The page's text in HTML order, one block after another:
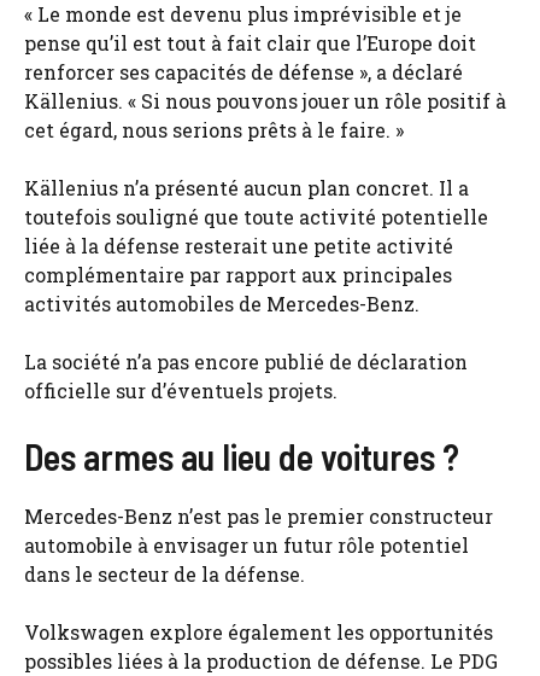
« Le monde est devenu plus imprévisible et je
pense qu’il est tout à fait clair que l’Europe doit
renforcer ses capacités de défense », a déclaré
Källenius. « Si nous pouvons jouer un rôle positif à
cet égard, nous serions prêts à le faire. »
Källenius n’a présenté aucun plan concret. Il a
toutefois souligné que toute activité potentielle
liée à la défense resterait une petite activité
complémentaire par rapport aux principales
activités automobiles de Mercedes-Benz.
La société n’a pas encore publié de déclaration
officielle sur d’éventuels projets.
Des armes au lieu de voitures ?
Mercedes-Benz n’est pas le premier constructeur
automobile à envisager un futur rôle potentiel
dans le secteur de la défense.
Volkswagen explore également les opportunités
possibles liées à la production de défense. Le PDG